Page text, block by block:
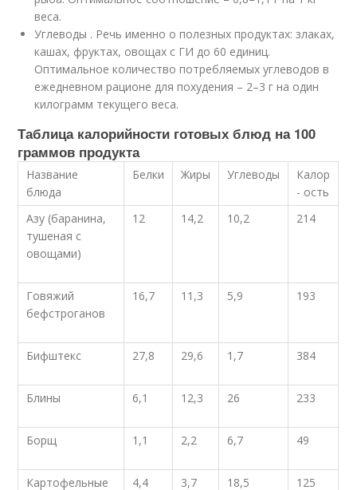
веса.
Углеводы . Речь именно о полезных продуктах: злаках,
кашах, фруктах, овощах с ГИ до 60 единиц.
Оптимальное количество потребляемых углеводов в
ежедневном рационе для похудения – 2–3 г на один
килограмм текущего веса.
Таблица калорийности готовых блюд на 100
граммов продукта
Название
блюда
Белки Жиры Углеводы
Калор
- ость
Азу (баранина,
тушеная с
овощами)
12 14,2 10,2 214
Говяжий
бефстроганов
16,7 11,3 5,9 193
Бифштекс 27,8 29,6 1,7 384
Блины 6,1 12,3 26 233
Борщ 1,1 2,2 6,7 49
Картофельные 4,4 3,7 18,5 125